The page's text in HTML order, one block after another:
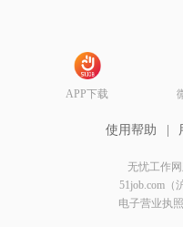
APP下载
使用帮助
无忧工作
51job.com（
电子营业执照